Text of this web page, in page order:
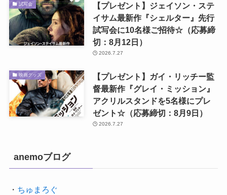
試写会
【プレゼント】ジェイソン・ステ
イサム最新作『シェルター』先行
試写会に10名様ご招待☆（応募締
切：8月12日）
2026.7.27
映画グッズ
【プレゼント】ガイ・リッチー監
督最新作『グレイ・ミッション』
アクリルスタンドを5名様にプレ
ゼント☆（応募締切：8月9日）
2026.7.27
anemoブログ
・ ちゅまろぐ